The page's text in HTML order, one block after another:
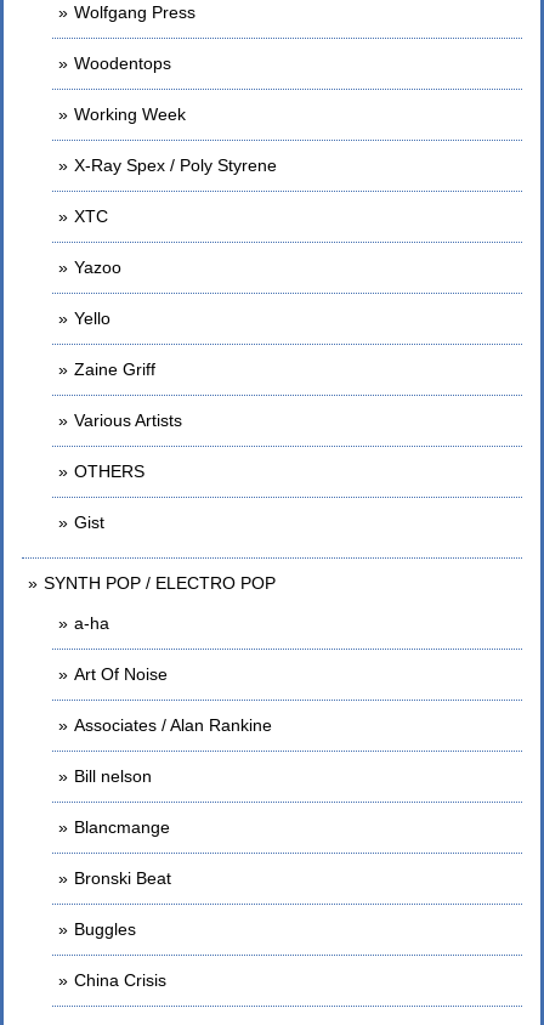
Wolfgang Press
Woodentops
Working Week
X-Ray Spex / Poly Styrene
XTC
Yazoo
Yello
Zaine Griff
Various Artists
OTHERS
Gist
SYNTH POP / ELECTRO POP
a-ha
Art Of Noise
Associates / Alan Rankine
Bill nelson
Blancmange
Bronski Beat
Buggles
China Crisis